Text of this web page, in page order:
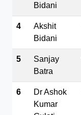
Bidani
4
Akshit
Bidani
5
Sanjay
Batra
6
Dr Ashok
Kumar